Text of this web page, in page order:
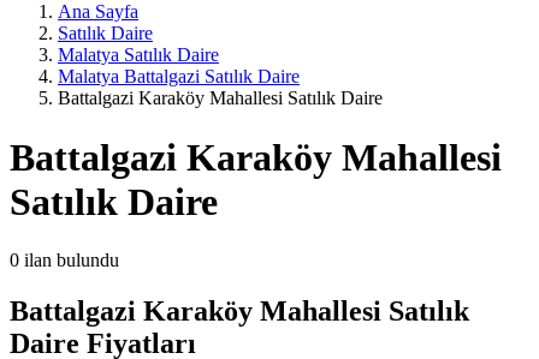
Ana Sayfa
Satılık Daire
Malatya Satılık Daire
Malatya Battalgazi Satılık Daire
Battalgazi Karaköy Mahallesi Satılık Daire
Battalgazi Karaköy Mahallesi
Satılık Daire
0 ilan bulundu
Battalgazi Karaköy Mahallesi Satılık
Daire Fiyatları